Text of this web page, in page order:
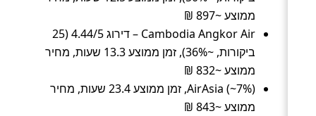
ממוצע ~897 ₪
Cambodia Angkor Air – דירוג 4.44/5 (25
ביקורות, ~36%), זמן ממוצע 13.3 שעות, מחיר
ממוצע ~832 ₪
AirAsia (~7%), זמן ממוצע 23.4 שעות, מחיר
ממוצע ~843 ₪